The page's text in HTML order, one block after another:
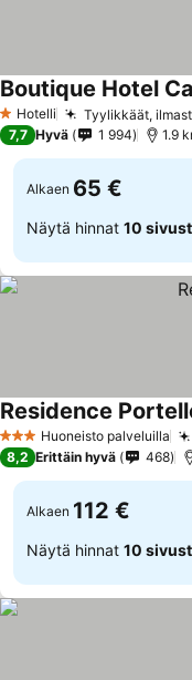
1 Tähtiluokitus
Hotelli Tyylikkäät,
Boutique Hotel
7,7 Hyvä 1 994 1.9
Alkaen 65 €
Näytä hinnat 10
3 Tähtiluokitus
Huoneisto palveluilla
Residence
8,2 Erittäin hyvä 468
Alkaen 112 €
Näytä hinnat 10